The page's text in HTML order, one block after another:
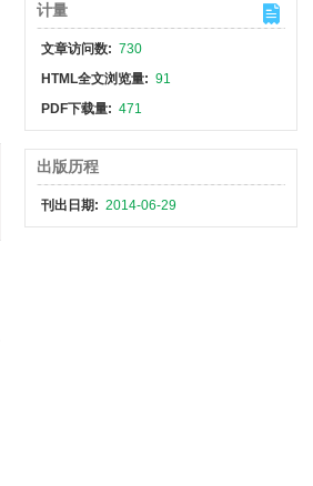
计量
文章访问数: 730
HTML全文浏览量: 91
PDF下载量: 471
出版历程
刊出日期: 2014-06-29